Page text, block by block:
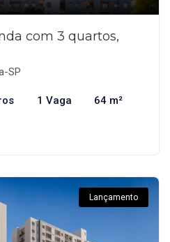
com 3 quartos,
SP
1 Vaga 64 m²
Lançamento